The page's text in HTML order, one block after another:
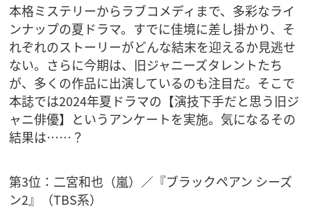
本格ミステリーからラブコメディまで、多彩なライ
ンナップの夏ドラマ。すでに佳境に差し掛かり、そ
れぞれのストーリーがどんな結末を迎えるか見逃せ
ない。さらに今期は、旧ジャニーズタレントたち
が、多くの作品に出演しているのも注目だ。そこで
本誌では2024年夏ドラマの【演技下手だと思う旧ジ
ャニ俳優】というアンケートを実施。気になるその
結果は……？
第3位：二宮和也（嵐）／『ブラックペアン シーズ
ン2』（TBS系）